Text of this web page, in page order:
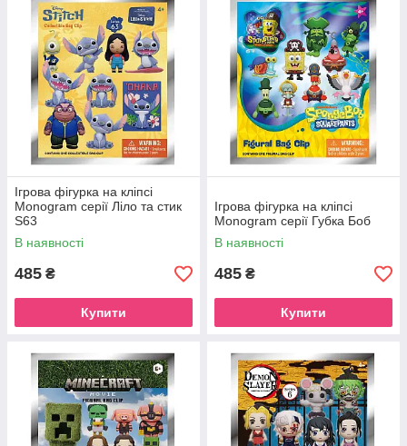
Ігрова фігурка на кліпсі
Monogram серії Ліло та стик
S63
В наявності
485 ₴
Купити
Ігрова фігурка на кліпсі
Monogram серії Губка Боб
В наявності
485 ₴
Купити